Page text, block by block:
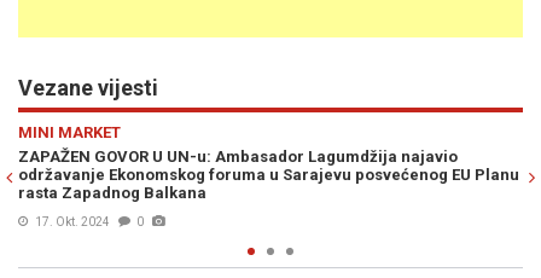
Vezane vijesti
Planu
EKONOMIJA
"SB" NA LICU MJESTA: U Sarajevu počeo Ekonomski forum BiH
2021., pogledajte detalje (FOTO)
27. Apr. 2021